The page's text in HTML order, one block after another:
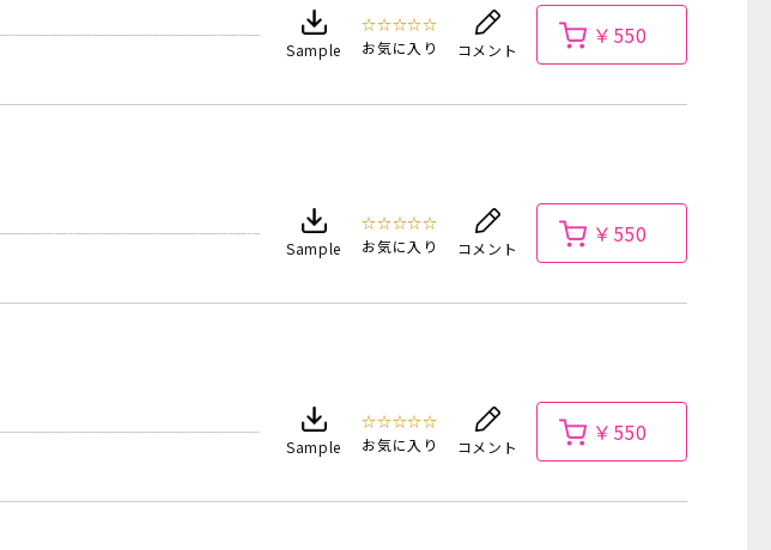
Sample
☆☆☆☆☆
お気に入り
コメント
￥550
Sample
☆☆☆☆☆
お気に入り
コメント
￥550
Sample
☆☆☆☆☆
お気に入り
コメント
￥550